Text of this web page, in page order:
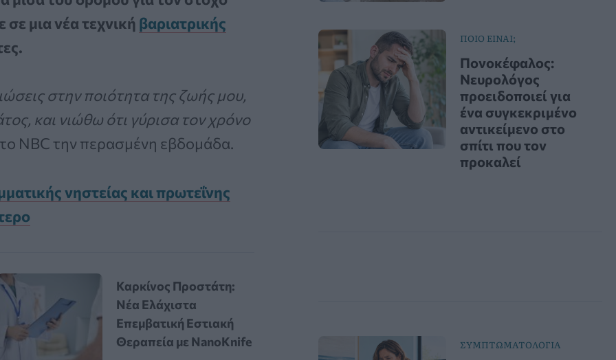
μια νέα τεχνική βαριατρικής
στην ποιότητα της ζωής μου,
και νιώθω ότι γύρισα τον χρόνο
NBC την περασμένη εβδομάδα.
νηστείας και πρωτεΐνης
Καρκίνος Προστάτη:
Νέα Ελάχιστα
Επεμβατική Εστιακή
Θεραπεία με NanoKnife
ΠΟΙΟ ΕΙΝΑΙ;
Πονοκέφαλος:
Νευρολόγος
προειδοποιεί για
ένα συγκεκριμένο
αντικείμενο στο
σπίτι που τον
προκαλεί
ΣΥΜΠΤΩΜΑΤΟΛΟΓΙΑ